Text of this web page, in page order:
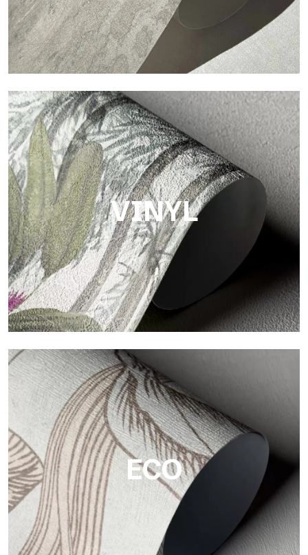
Touch
Oberfläche mit faseriger und unregelmäßiger Struktur und
einer weichen Textur, die Wärme und Authentizität vermittelt.
VINYL
Vinyl
Die Vinyloberflächen der Tapeten von Tecnografica bieten
widerstandsfähige, strukturierte und optisch anspruchsvolle
Flächen.
ECO